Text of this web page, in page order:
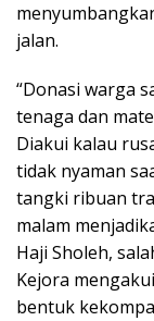
jalan.
“Donasi warga
tenaga dan
Diakui kalau
tidak nyaman
tangki ribuan
malam
Haji Sholeh,
Kejora
bentuk